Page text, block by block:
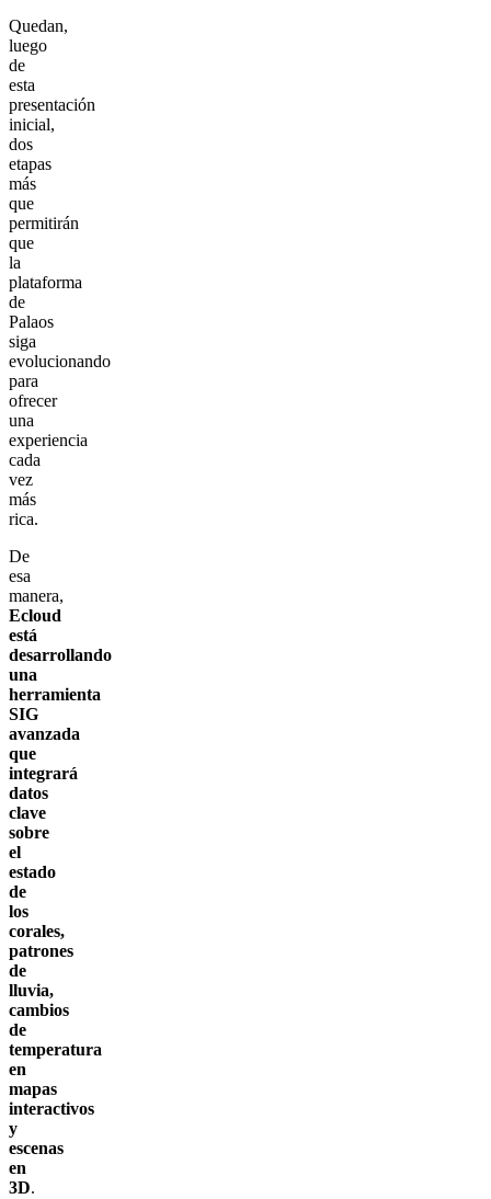
Quedan,
luego
de
esta
presentación
inicial,
dos
etapas
más
que
permitirán
que
la
plataforma
de
Palaos
siga
evolucionando
para
ofrecer
una
experiencia
cada
vez
más
rica.
De
esa
manera,
Ecloud
está
desarrollando
una
herramienta
SIG
avanzada
que
integrará
datos
clave
sobre
el
estado
de
los
corales,
patrones
de
lluvia,
cambios
de
temperatura
en
mapas
interactivos
y
escenas
en
3D.